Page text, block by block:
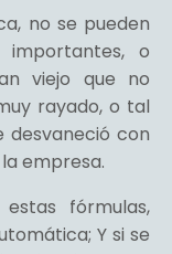
no se pueden
importantes, o
viejo que no
rayado, o tal
con
empresa.
fórmulas,
Y si se